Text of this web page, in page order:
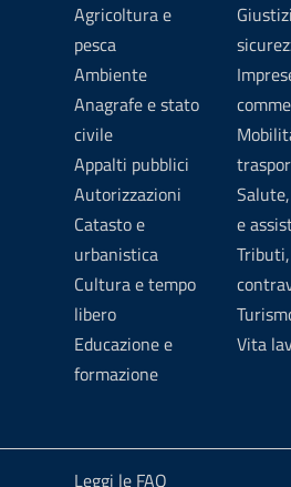
Agricoltura e
pesca
Ambiente
Anagrafe e stato
civile
Appalti pubblici
Autorizzazioni
Catasto e
urbanistica
Cultura e tempo
libero
Educazione e
formazione
e
Vita
Leggi le FAQ